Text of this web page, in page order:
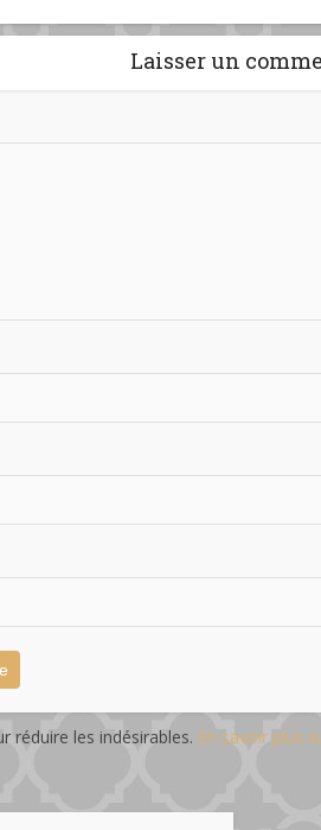
Laisser un
réduire les indésirables. En savoir plus